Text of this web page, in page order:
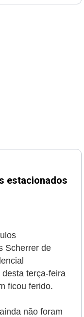
estacionados
Scherrer de
terça-feira
ficou ferido.
não foram